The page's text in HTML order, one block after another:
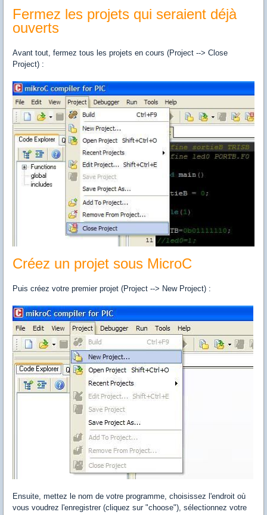
Fermez les projets qui seraient déjà
ouverts
Avant tout, fermez tous les projets en cours (Project --> Close
Project) :
Créez un projet sous MicroC
Puis créez votre premier projet (Project --> New Project) :
Ensuite, mettez le nom de votre programme, choisissez l'endroit où
vous voudrez l'enregistrer (cliquez sur "choose"), sélectionnez votre